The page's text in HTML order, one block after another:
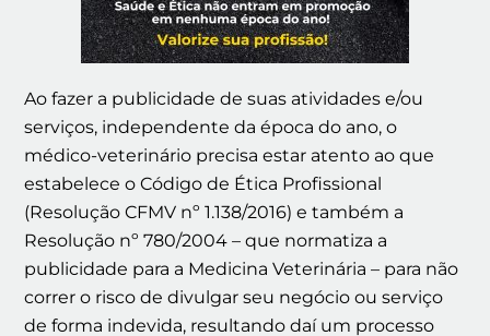
Ao fazer a publicidade de suas atividades e/ou
serviços, independente da época do ano, o
médico-veterinário precisa estar atento ao que
estabelece o Código de Ética Profissional
(Resolução CFMV nº 1.138/2016) e também a
Resolução nº 780/2004 – que normatiza a
publicidade para a Medicina Veterinária – para não
correr o risco de divulgar seu negócio ou serviço
de forma indevida, resultando daí um processo